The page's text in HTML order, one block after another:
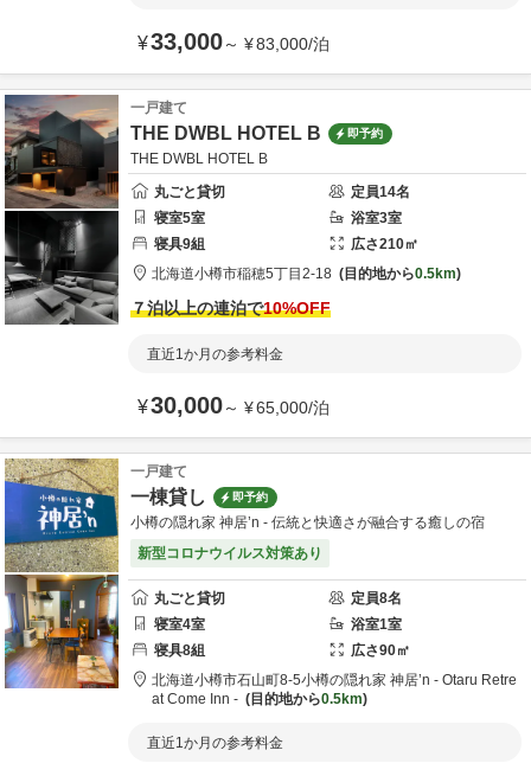
¥33,000～ ¥83,000/泊
一戸建て
THE DWBL HOTEL B 即予約
THE DWBL HOTEL B
丸ごと貸切
定員14名
寝室5室 浴室3室
寝具9組 広さ210㎡
北海道小樽市稲穂5丁目2-18 目的地から0.5km
７泊以上の連泊で10%OFF
直近1か月の参考料金
¥30,000～ ¥65,000/泊
一戸建て
一棟貸し 即予約
小樽の隠れ家 神居’n - 伝統と快適さが融合する癒しの宿
新型コロナウイルス対策あり
丸ごと貸切 定員8名
寝室4室 浴室1室
寝具8組 広さ90㎡
北海道小樽市石山町8-5小樽の隠れ家 神居’n - Otaru Retre
at Come Inn -
目的地から0.5km
直近1か月の参考料金